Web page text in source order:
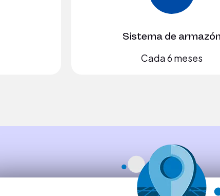
Sistema de armazón
Cada 6 meses